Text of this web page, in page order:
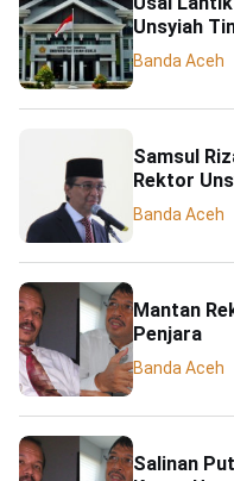
Unsyiah
Banda Aceh
Samsul
Rektor
Banda Aceh
Mantan
Penjara
Banda Aceh
Salinan